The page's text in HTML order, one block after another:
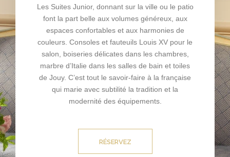
Les Suites Junior, donnant sur la ville ou le patio
font la part belle aux volumes généreux, aux
espaces confortables et aux harmonies de
couleurs. Consoles et fauteuils Louis XV pour le
salon, boiseries délicates dans les chambres,
marbre d’Italie dans les salles de bain et toiles
de Jouy. C’est tout le savoir-faire à la française
qui marie avec subtilité la tradition et la
modernité des équipements.
RÉSERVEZ